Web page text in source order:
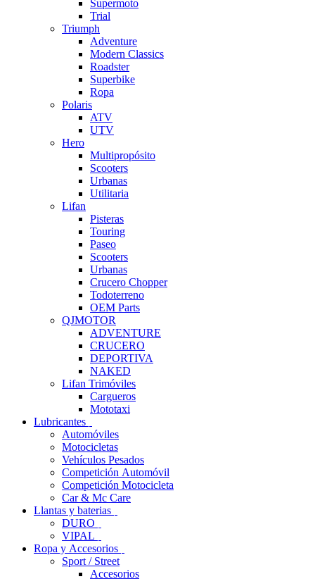
Supermoto
Trial
Triumph
Adventure
Modern Classics
Roadster
Superbike
Ropa
Polaris
ATV
UTV
Hero
Multipropósito
Scooters
Urbanas
Utilitaria
Lifan
Pisteras
Touring
Paseo
Scooters
Urbanas
Crucero Chopper
Todoterreno
OEM Parts
QJMOTOR
ADVENTURE
CRUCERO
DEPORTIVA
NAKED
Lifan Trimóviles
Cargueros
Mototaxi
Lubricantes
Automóviles
Motocicletas
Vehículos Pesados
Competición Automóvil
Competición Motocicleta
Car & Mc Care
Llantas y baterias
DURO
VIPAL
Ropa y Accesorios
Sport / Street
Accesorios